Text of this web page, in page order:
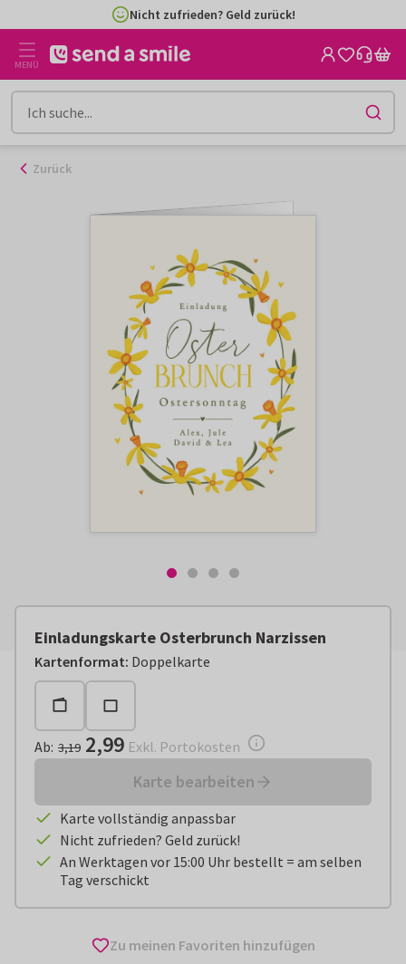
Inhalt
gehen
Nicht zufrieden? Geld zurück!
MENÜ
Zurück
Einladungskarte Osterbrunch Narzissen
Kartenformat: Doppelkarte
Ab:€ 2,99Exkl. Portokosten
Ab: 3,19 2,99 Exkl. Portokosten
Karte bearbeiten
Karte vollständig anpassbar
Nicht zufrieden? Geld zurück!
An Werktagen vor 15:00 Uhr bestellt = am selben
Tag verschickt
Zu meinen Favoriten hinzufügen